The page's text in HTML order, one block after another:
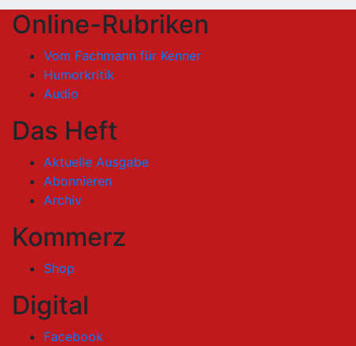
Online-Rubriken
Vom Fachmann für Kenner
Humorkritik
Audio
Das Heft
Aktuelle Ausgabe
Abonnieren
Archiv
Kommerz
Shop
Digital
Facebook